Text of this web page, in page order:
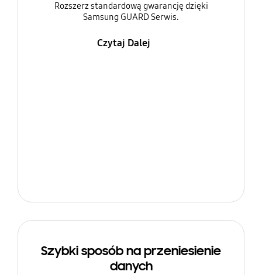
Rozszerz standardową gwarancję dzięki
Samsung GUARD Serwis.
Czytaj Dalej
Szybki sposób na przeniesienie
danych